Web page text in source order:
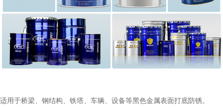
适用于桥梁、钢结构、铁塔、车辆、设备等黑色金属表面打底防锈。